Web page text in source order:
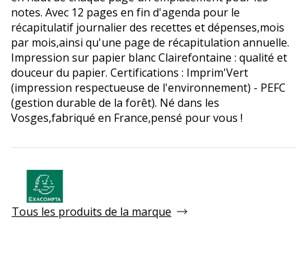
notes. Avec 12 pages en fin d'agenda pour le
récapitulatif journalier des recettes et dépenses,mois
par mois,ainsi qu'une page de récapitulation annuelle.
Impression sur papier blanc Clairefontaine : qualité et
douceur du papier. Certifications : Imprim'Vert
(impression respectueuse de l'environnement) - PEFC
(gestion durable de la forêt). Né dans les
Vosges,fabriqué en France,pensé pour vous !
Tous les produits de la marque